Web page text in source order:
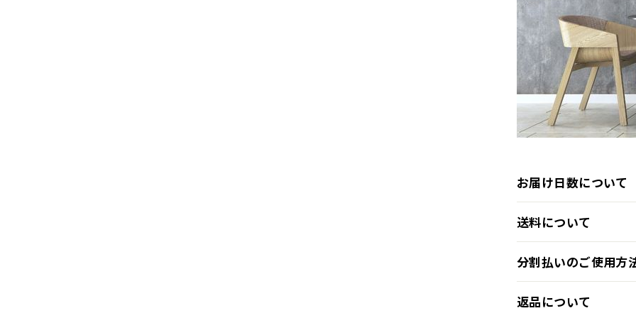
お届け日数について
送料について
分割払いのご使用方
返品について